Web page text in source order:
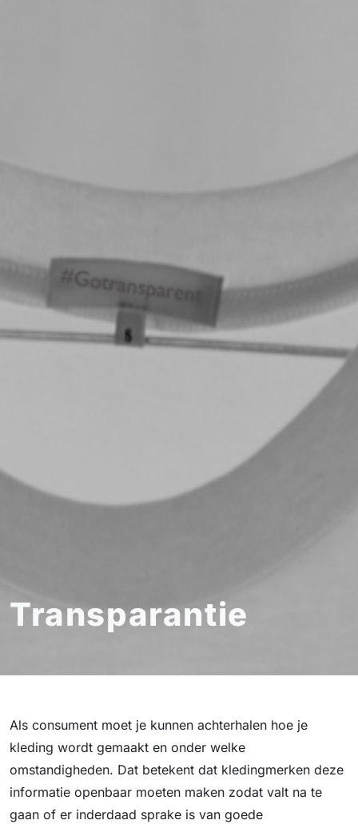
Transparantie
Als consument moet je kunnen achterhalen hoe je
kleding wordt gemaakt en onder welke
omstandigheden. Dat betekent dat kledingmerken deze
informatie openbaar moeten maken zodat valt na te
gaan of er inderdaad sprake is van goede